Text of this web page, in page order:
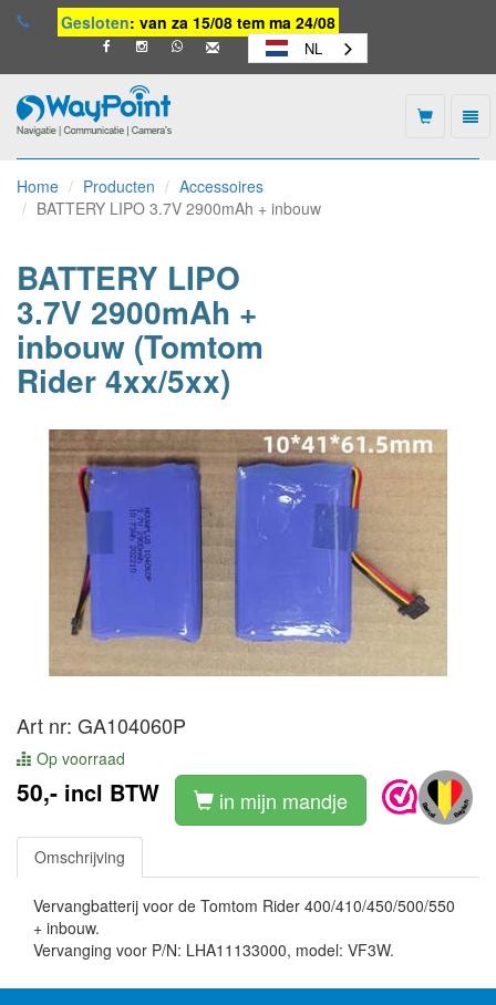
Gesloten: van za 15/08 tem ma 24/08
NL
-
naar
homepage
Home Producten
Accessoires
BATTERY LIPO 3.7V 2900mAh + inbouw
BATTERY LIPO
3.7V 2900mAh +
inbouw (Tomtom
Rider 4xx/5xx)
Art nr: GA104060P
Op voorraad
50,- incl BTW in mijn mandje
Omschrijving
Vervangbatterij voor de Tomtom Rider 400/410/450/500/550
+ inbouw.
Vervanging voor P/N: LHA11133000, model: VF3W.